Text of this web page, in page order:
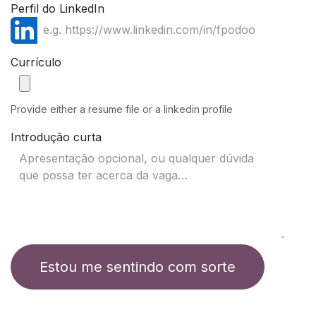
Perfil do LinkedIn
Currículo
Provide either a resume file or a linkedin profile
Introdução curta
Estou me sentindo com sorte